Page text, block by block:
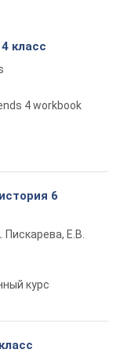
класс
4 workbook
6
Пискарева, Е.В.
курс